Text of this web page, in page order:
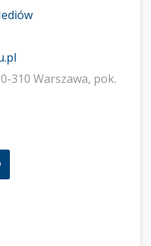
310 Warszawa, pok.